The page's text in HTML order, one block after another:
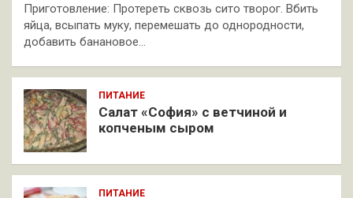
Приготовление: Протереть сквозь сито творог. Вбить
яйца, всыпать муку, перемешать до однородности,
добавить банановое…
ПИТАНИЕ
Салат «София» с ветчиной и
копченым сыром
ПИТАНИЕ